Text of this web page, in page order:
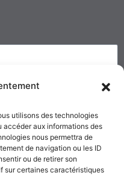
utilisons des technologies
aux informations des
nous permettra de
de navigation ou les ID
ou de retirer son
sur certaines caractéristiques